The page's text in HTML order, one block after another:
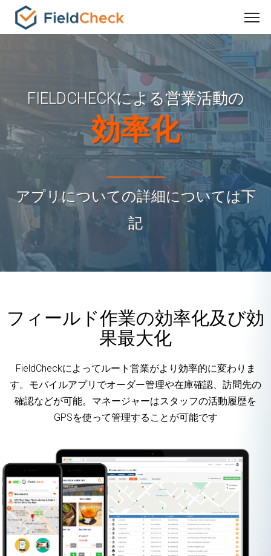
FIELDCHECKによる営業活動の
効率化
アプリについての詳細については下
記
フィールド作業の効率化及び効
果最大化
FieldCheckによってルート営業がより効率的に変わりま
す。モバイルアプリでオーダー管理や在庫確認、訪問先の
確認などが可能。マネージャーはスタッフの活動履歴を
GPSを使って管理することが可能です